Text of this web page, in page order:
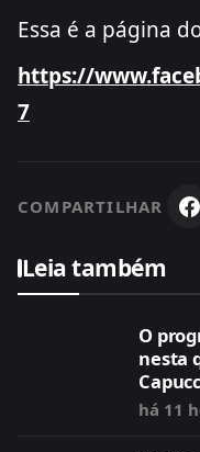
Essa é a página
https://
7
COMPARTILHAR
Leia também
O
nesta
há 11